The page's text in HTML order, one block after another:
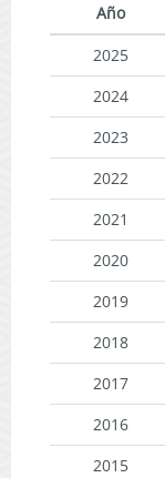
Año
2025
2024
2023
2022
2021
2020
2019
2018
2017
2016
2015